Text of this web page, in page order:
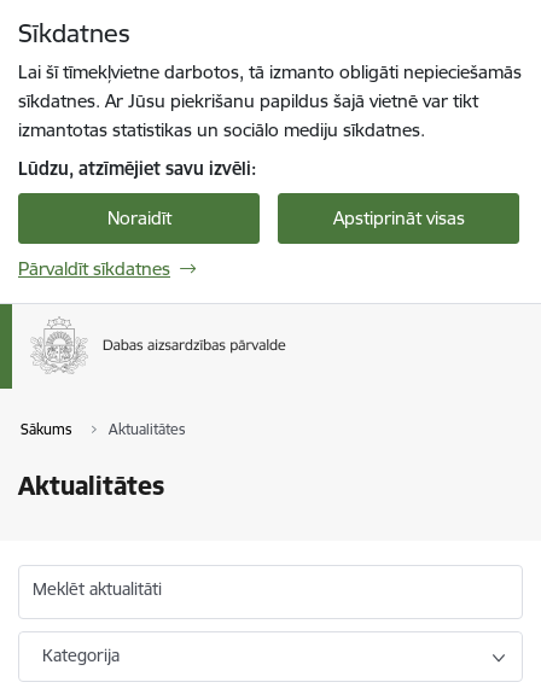
Sīkdatnes
Lai šī tīmekļvietne darbotos, tā izmanto obligāti nepieciešamās
sīkdatnes. Ar Jūsu piekrišanu papildus šajā vietnē var tikt
izmantotas statistikas un sociālo mediju sīkdatnes.
Lūdzu, atzīmējiet savu izvēli:
Noraidīt Apstiprināt visas
Pārvaldīt sīkdatnes
Sākums Aktualitātes
Aktualitātes
Meklēt aktualitāti
Kategorija